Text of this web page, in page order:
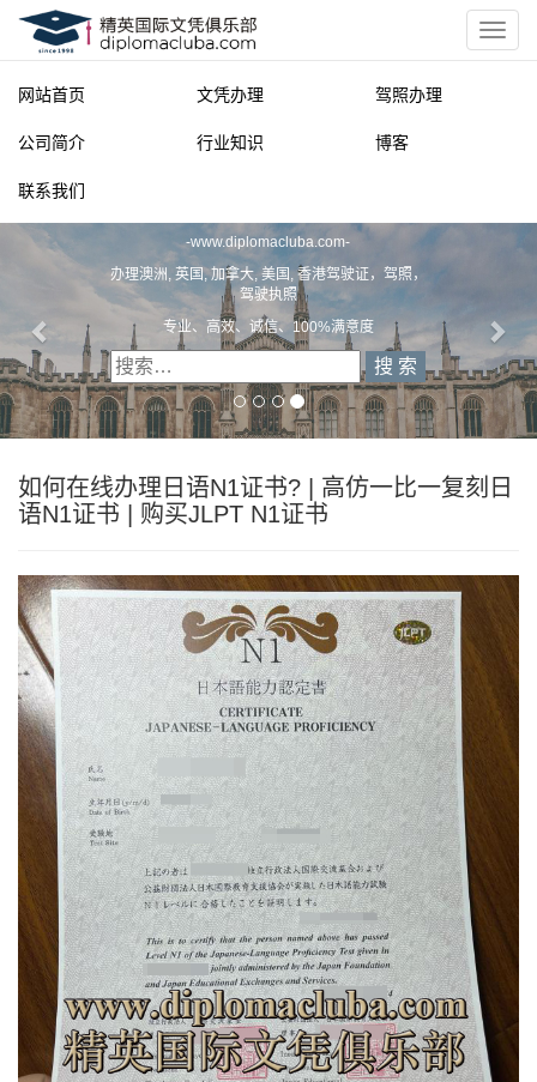
网站首页 文凭办理 驾照办理
公司简介 行业知识 博客
联系我们
-www.diplomacluba.com-
办理澳洲, 英国, 加拿大, 美国, 香港驾驶证，驾照，
驾驶执照
专业、高效、诚信、100%满意度
如何在线办理日语N1证书? | 高仿一比一复刻日
语N1证书 | 购买JLPT N1证书